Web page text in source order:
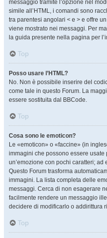
messaggio tramite l’opzione nel
simile all’HTML, i comandi sono
tra parentesi angolari < e > e offre
viene mostrato nei messaggi. Per
la guida presente nella pagina per
Top
Posso usare l’HTML?
No. Non è possibile inserire del
come tale in questo Forum. La
essere sostituita dal BBCode.
Top
Cosa sono le emoticon?
Le «emoticon» o «faccine» (in
immagini che possono essere
un’emozione con pochi caratteri; ad
Questo Forum trasforma
immagini. La lista completa delle
messaggi. Cerca di non esagerare
facilmente rendere un messaggio
decidere di modificarlo o addirittura
Top